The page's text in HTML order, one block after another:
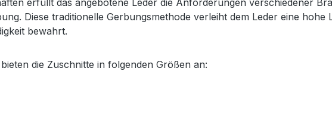
Diese traditionelle Gerbungsmethode verleiht dem Leder eine hohe
bewahrt.
die Zuschnitte in folgenden Größen an: